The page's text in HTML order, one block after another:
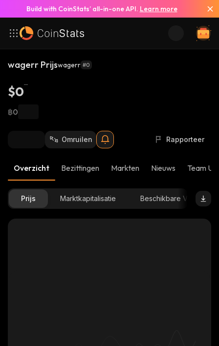
Build with CoinStats’ all-in-one API. Learn more
wagerr Prijswagerr #0
$0
฿0
Omruilen Rapporteer
Overzicht Bezittingen Markten Nieuws Team
Prijs Marktkapitalisatie Beschikbare Voorraad